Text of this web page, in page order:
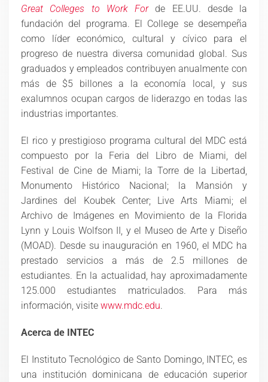
Great Colleges to Work Forde EE.UU. desde la
fundación del programa. El College se desempeña
como líder económico, cultural y cívico para el
progreso de nuestra diversa comunidad global. Sus
graduados y empleados contribuyen anualmente con
más de $5 billones a la economía local, y sus
exalumnos ocupan cargos de liderazgo en todas las
industrias importantes.
El rico y prestigioso programa cultural del MDC está
compuesto por la Feria del Libro de Miami, del
Festival de Cine de Miami; la Torre de la Libertad,
Monumento Histórico Nacional; la Mansión y
Jardines del Koubek Center; Live Arts Miami; el
Archivo de Imágenes en Movimiento de la Florida
Lynn y Louis Wolfson II, y el Museo de Arte y Diseño
(MOAD). Desde su inauguración en 1960, el MDC ha
prestado servicios a más de 2.5 millones de
estudiantes. En la actualidad, hay aproximadamente
125.000 estudiantes matriculados. Para más
información, visite www.mdc.edu.
Acerca de INTEC
El Instituto Tecnológico de Santo Domingo, INTEC, es
una institución dominicana de educación superior